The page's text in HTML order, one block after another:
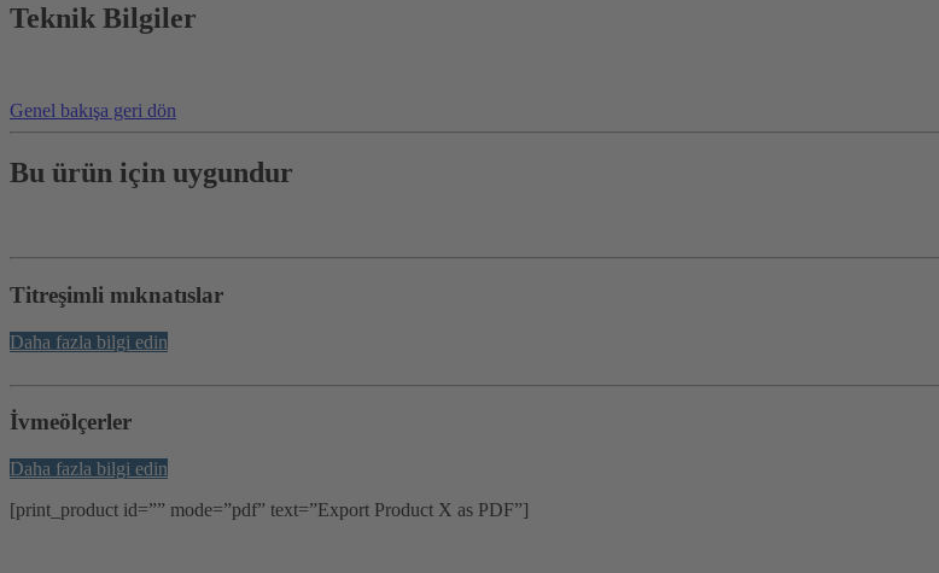
Teknik Bilgiler
Genel bakışa geri dön
Bu ürün için uygundur
Titreşimli mıknatıslar
Daha fazla bilgi edin
İvmeölçerler
Daha fazla bilgi edin
[print_product id=”” mode=”pdf” text=”Export Product X as PDF”]